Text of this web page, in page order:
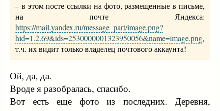
– в этом посте ссылки на фото, размещенные в письме,
на почте Яндекса:
https://mail.yandex.ru/message_part/image.png?
hid=1.2.69&ids=2530000001323950056&name=image.png,
т.ч. их видит только владелец почтового аккаунта!
Ой, да, да.
Вроде я разобралась, спасибо.
Вот есть еще фото из последних. Деревня,